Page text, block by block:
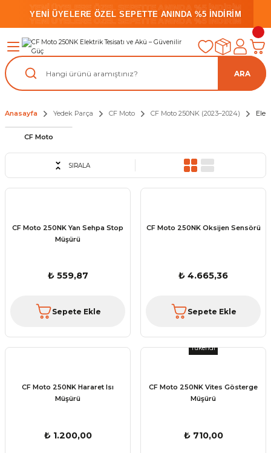
YENİ ÜYELERE ÖZEL SEPETTE ANINDA %5 İNDİRİM
YENİ ÜYELERE ÖZEL SEPETTE ANINDA %5 İNDİRİM
YENİ ÜYELERE ÖZEL SEPETTE ANINDA %5 İNDİRİM
ARA
Anasayfa Yedek Parça CF Moto CF Moto 250NK (2023–2024)
CF Moto
SIRALA
CF Moto 250NK Yan Sehpa Stop
Müşürü
₺ 559,87
Sepete Ekle
CF Moto 250NK Oksijen Sensörü
₺ 4.665,36
Sepete Ekle
CF Moto 250NK Hararet Isı
Müşürü
₺ 1.200,00
Tükendi
CF Moto 250NK Vites Gösterge
Müşürü
₺ 710,00